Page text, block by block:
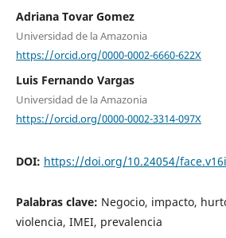
Adriana Tovar Gomez
Universidad de la Amazonia
https://orcid.org/0000-0002-6660-622X
Luis Fernando Vargas
Universidad de la Amazonia
https://orcid.org/0000-0002-3314-097X
DOI: https://doi.org/10.24054/
Palabras clave: Negocio, impacto,
violencia, IMEI, prevalencia